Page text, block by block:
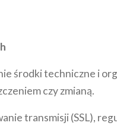
środki techniczne i
czy zmianą.
transmisji (SSL),